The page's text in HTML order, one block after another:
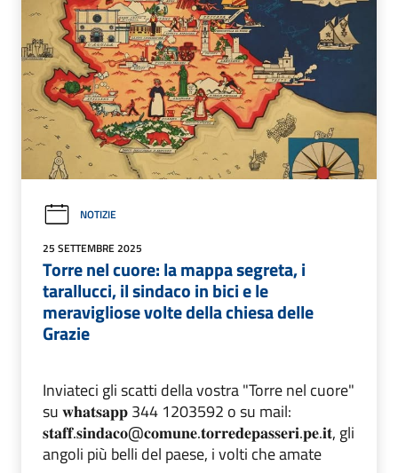
NOTIZIE
25 SETTEMBRE 2025
Torre nel cuore: la mappa segreta, i
tarallucci, il sindaco in bici e le
meravigliose volte della chiesa delle
Grazie
Inviateci gli scatti della vostra "Torre nel cuore"
su 𝐰𝐡𝐚𝐭𝐬𝐚𝐩𝐩 344 1203592 o su mail:
𝐬𝐭𝐚𝐟𝐟.𝐬𝐢𝐧𝐝𝐚𝐜𝐨@𝐜𝐨𝐦𝐮𝐧𝐞.𝐭𝐨𝐫𝐫𝐞𝐝𝐞𝐩𝐚𝐬𝐬𝐞𝐫𝐢.𝐩𝐞.𝐢𝐭, gli
angoli più belli del paese, i volti che amate